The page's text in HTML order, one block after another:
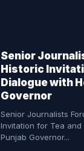
Senior
Historic
Dialogue with
Governor
Senior Journalists
Invitation for Tea and
Punjab Governor...